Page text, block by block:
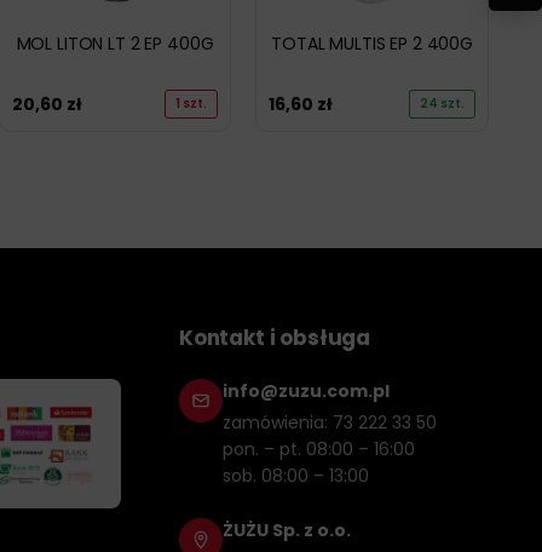
MOL LITON LT 2 EP 400G
20,60 zł 1 szt.
TOTAL MULTIS EP 2 400G
16,60 zł 24 szt.
Kontakt i obsługa
info@zuzu.com.pl
zamówienia: 73 222 33 50
pon. – pt. 08:00 – 16:00
sob. 08:00 – 13:00
ŻUŻU Sp. z o.o.